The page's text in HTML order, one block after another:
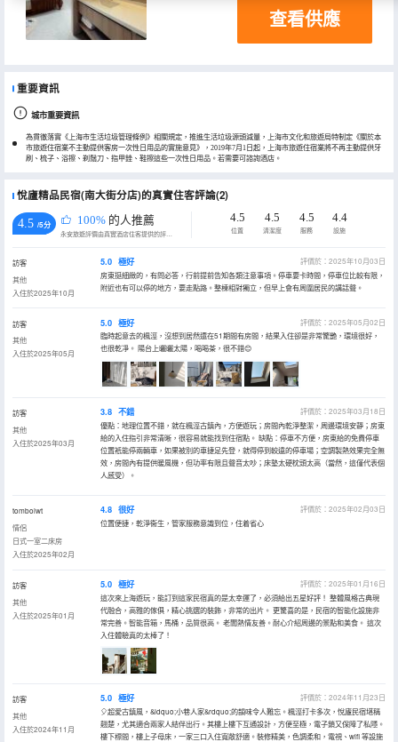
查看供應
重要資訊
城市重要資訊
為貫徹落實《上海市生活垃圾管理條例》相關規定，推進生活垃圾源頭減量，上海市文化和旅遊局特制定《關於本
市旅遊住宿業不主動提供客房一次性日用品的實施意見》，2019年7月1日起，上海市旅遊住宿業將不再主動提供牙
刷、梳子、浴擦、剃鬚刀、指甲銼、鞋擦這些一次性日用品。若需要可諮詢酒店。
悅廬精品民宿(南大街分店)的真實住客評論(2)
4.5 /5分 100% 的人推薦
永安旅遊評價由真實酒店住客提供的評價。
4.5
位置
4.5
清潔度
4.5
服務
4.4
設施
訪客
其他
入住於2025年10月
5.0 極好
評價於：2025年10月03日
房東挺細緻的，有問必答，行前提前告知各類注意事項。停車要卡時間，停車位比較有限，
附近也有可以停的地方，要走點路。整棟相對獨立，但早上會有周圍居民的講話聲。
訪客
其他
入住於2025年05月
5.0 極好
評價於：2025年05月02日
臨時起意去的楓涇，沒想到居然還在51期間有房間，結果入住卻是非常驚艷，環境很好，
也很乾凈。 陽台上曬曬太陽，喝喝茶，很不錯😊
訪客
其他
入住於2025年03月
3.8 不錯
評價於：2025年03月18日
優點：地理位置不錯，就在楓涇古鎮內，方便遊玩；房間內乾淨整潔，周邊環境安靜；房東
給的入住指引非常清晰，很容易就能找到住宿點。 缺點：停車不方便，房東給的免費停車
位置衹能停兩輛車，如果被別的車捷足先登，就得停到較遠的停車場；空調製熱效果完全無
效，房間內有提供暖風機，但功率有限且聲音太吵；床墊太硬枕頭太高（當然，這僅代表個
人感受）。
tombolwt
情侶
日式一室二床房
入住於2025年02月
4.8 很好
評價於：2025年02月03日
位置便捷，乾淨衞生，管家服務意識到位，住着省心
訪客
其他
入住於2025年01月
5.0 極好
評價於：2025年01月16日
這次來上海遊玩，能訂到這家民宿真的是太幸運了，必須給出五星好評！ 整體風格古典現
代融合，高雅的傢俱，精心挑選的裝飾，非常的出片。 更驚喜的是，民宿的智能化設施非
常完善。智能音箱，馬桶，品質很高。 老闆熱情友善。耐心介紹周邊的景點和美食。 這次
入住體驗真的太棒了！
訪客
其他
入住於2024年11月
5.0 極好
評價於：2024年11月23日
🎈超愛古鎮風，&ldquo;小巷人家&rdquo;的韻味令人難忘。楓涇打卡多次，悅廬民宿堪稱
翹楚，尤其適合兩家人結伴出行。其樓上樓下互通設計，方便至極，電子鎖又保障了私隱。
樓下標間，樓上子母床，一家三口入住寬敞舒適。裝修精美，色調柔和，電視、wifi 等設施